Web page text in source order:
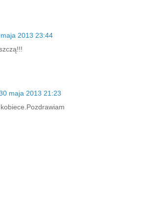
2013 23:44
maja 2013 21:23